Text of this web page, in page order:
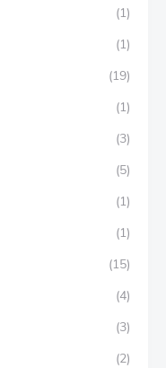
(1)
(1)
(19)
(1)
(3)
(5)
(1)
(1)
(15)
(4)
(3)
(2)